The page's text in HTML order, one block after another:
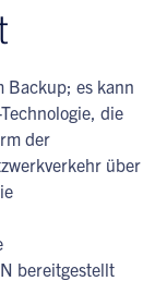
Backup; es kann
die
der
über
bereitgestellt